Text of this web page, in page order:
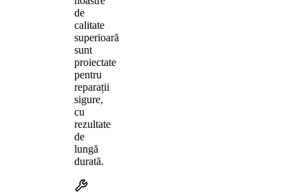
de
calitate
superioară
sunt
proiectate
pentru
reparații
sigure,
cu
rezultate
de
lungă
durată.